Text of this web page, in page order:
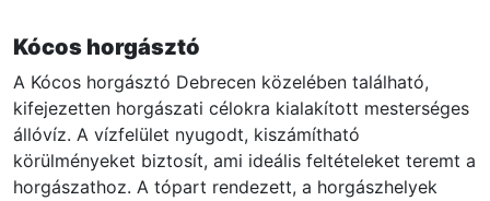
Kócos horgásztó
A Kócos horgásztó Debrecen közelében található,
kifejezetten horgászati célokra kialakított mesterséges
állóvíz. A vízfelület nyugodt, kiszámítható
körülményeket biztosít, ami ideális feltételeket teremt a
horgászathoz. A tópart rendezett, a horgászhelyek